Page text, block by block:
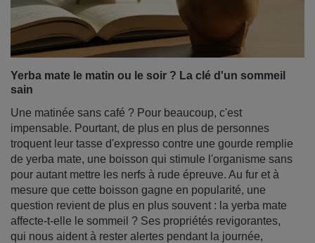
Yerba mate le matin ou le soir ? La clé d'un sommeil
sain
Une matinée sans café ? Pour beaucoup, c'est
impensable. Pourtant, de plus en plus de personnes
troquent leur tasse d'expresso contre une gourde remplie
de yerba mate, une boisson qui stimule l'organisme sans
pour autant mettre les nerfs à rude épreuve. Au fur et à
mesure que cette boisson gagne en popularité, une
question revient de plus en plus souvent : la yerba mate
affecte-t-elle le sommeil ? Ses propriétés revigorantes,
qui nous aident à rester alertes pendant la journée,